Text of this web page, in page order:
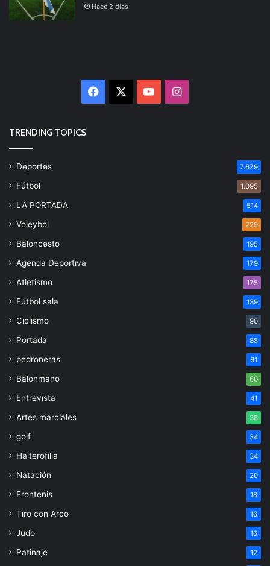
Hace 2 días
Facebook YouTubeInstagram
TRENDING TOPICS
Deportes 7.679
Fútbol 1.095
LA PORTADA 514
Voleybol 229
Baloncesto 195
Agenda Deportiva 179
Atletismo 175
Fútbol sala 139
Ciclismo 90
Portada 88
pedroneras 61
Balonmano 60
Entrevista 41
Artes marciales 38
golf 34
Halterofilia 34
Natación 20
Frontenis 18
Tiro con Arco 16
Judo 16
Patinaje 12